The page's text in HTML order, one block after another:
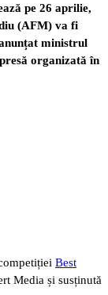
pe 26 aprilie,
(AFM) va fi
ministrul
organizată în
Best
Media și susținută